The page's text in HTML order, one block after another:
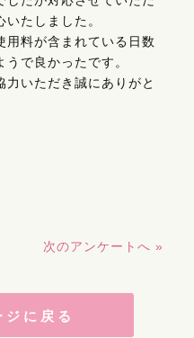
たしました。
用料が含まれている日数
で良かったです。
いただき誠にありがと
次のアンケートへ »
ジに戻る